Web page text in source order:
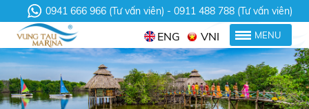
ENG VNI
0941 666 966 (Tư vấn viên) 0911 488 788 (Tư vấn viên)
MENU